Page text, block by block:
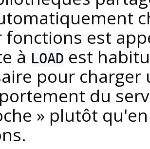
fonctions est
à LOAD est
pour
du
» plutôt